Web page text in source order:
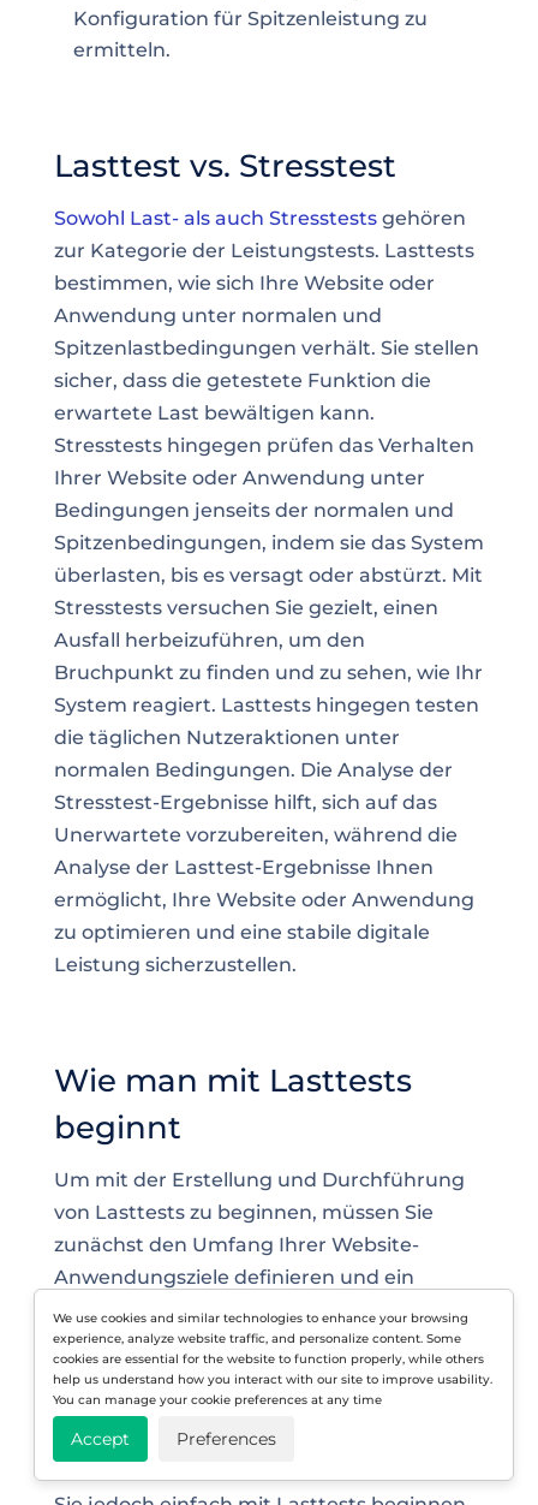
Konfiguration für Spitzenleistung zu
ermitteln.
Lasttest vs. Stresstest
Sowohl Last- als auch Stresstestsgehören
zur Kategorie der Leistungstests. Lasttests
bestimmen, wie sich Ihre Website oder
Anwendung unter normalen und
Spitzenlastbedingungen verhält. Sie stellen
sicher, dass die getestete Funktion die
erwartete Last bewältigen kann.
Stresstests hingegen prüfen das Verhalten
Ihrer Website oder Anwendung unter
Bedingungen jenseits der normalen und
Spitzenbedingungen, indem sie das System
überlasten, bis es versagt oder abstürzt. Mit
Stresstests versuchen Sie gezielt, einen
Ausfall herbeizuführen, um den
Bruchpunkt zu finden und zu sehen, wie Ihr
System reagiert. Lasttests hingegen testen
die täglichen Nutzeraktionen unter
normalen Bedingungen. Die Analyse der
Stresstest-Ergebnisse hilft, sich auf das
Unerwartete vorzubereiten, während die
Analyse der Lasttest-Ergebnisse Ihnen
ermöglicht, Ihre Website oder Anwendung
zu optimieren und eine stabile digitale
Leistung sicherzustellen.
Wie man mit Lasttests
beginnt
Um mit der Erstellung und Durchführung
von Lasttests zu beginnen, müssen Sie
zunächst den Umfang Ihrer Website-
Anwendungsziele definieren und ein
Lasttest-Tool auswählen, das am besten zu
Ihnen passt. Früher wurden Lasttests meist
gegen Ende eines Entwicklungsprojekts
durchgeführt, und es erforderte viel
Können und Zeit, um zu wissen, wie man
We use cookies and similar technologies to enhance your browsing
experience, analyze website traffic, and personalize content. Some
cookies are essential for the website to function properly, while others
help us understand how you interact with our site to improve usability.
You can manage your cookie preferences at any time
Accept Preferences